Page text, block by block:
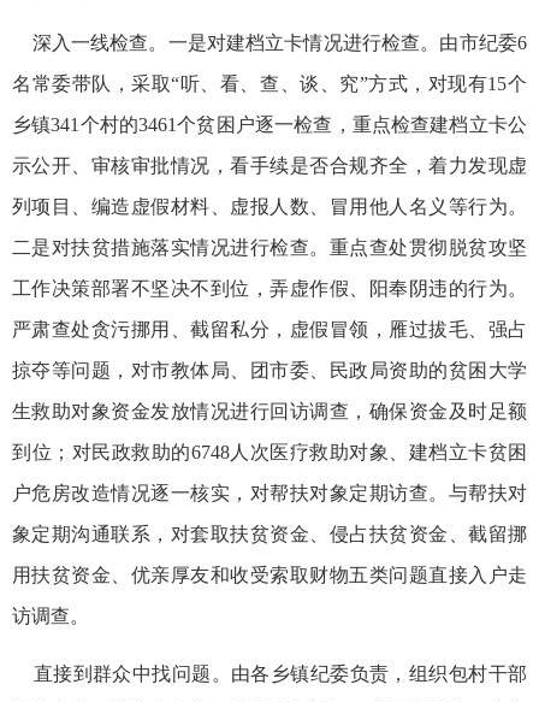
深入一线检查。一是对建档立卡情况进行检查。由市纪委6
名常委带队，采取“听、看、查、谈、究”方式，对现有15个
乡镇341个村的3461个贫困户逐一检查，重点检查建档立卡公
示公开、审核审批情况，看手续是否合规齐全，着力发现虚
列项目、编造虚假材料、虚报人数、冒用他人名义等行为。
二是对扶贫措施落实情况进行检查。重点查处贯彻脱贫攻坚
工作决策部署不坚决不到位，弄虚作假、阳奉阴违的行为。
严肃查处贪污挪用、截留私分，虚假冒领，雁过拔毛、强占
掠夺等问题，对市教体局、团市委、民政局资助的贫困大学
生救助对象资金发放情况进行回访调查，确保资金及时足额
到位；对民政救助的6748人次医疗救助对象、建档立卡贫困
户危房改造情况逐一核实，对帮扶对象定期访查。与帮扶对
象定期沟通联系，对套取扶贫资金、侵占扶贫资金、截留挪
用扶贫资金、优亲厚友和收受索取财物五类问题直接入户走
访调查。
直接到群众中找问题。由各乡镇纪委负责，组织包村干部